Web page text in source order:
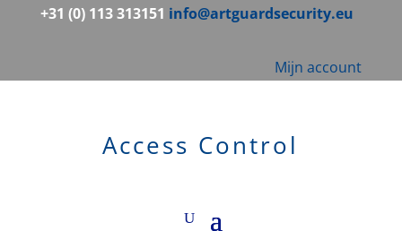
+31 (0) 113 313151 info@artguardsecurity.eu
Mijn account
Access Control